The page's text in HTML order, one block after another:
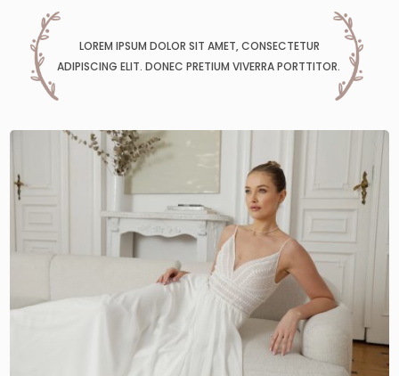
LOREM IPSUM DOLOR SIT AMET, CONSECTETUR
ADIPISCING ELIT. DONEC PRETIUM VIVERRA PORTTITOR.